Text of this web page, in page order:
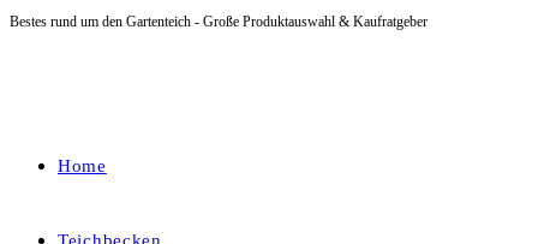
Zum
Bestes rund um den Gartenteich - Große Produktauswahl & Kaufratgeber
Home